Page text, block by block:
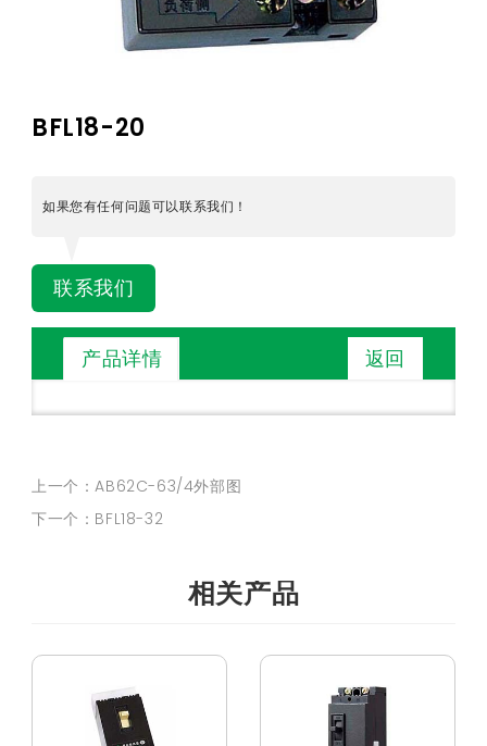
BFL18-20
如果您有任何问题可以联系我们！
联系我们
产品详情 返回
上一个：AB62C-63/4外部图
下一个：BFL18-32
相关产品